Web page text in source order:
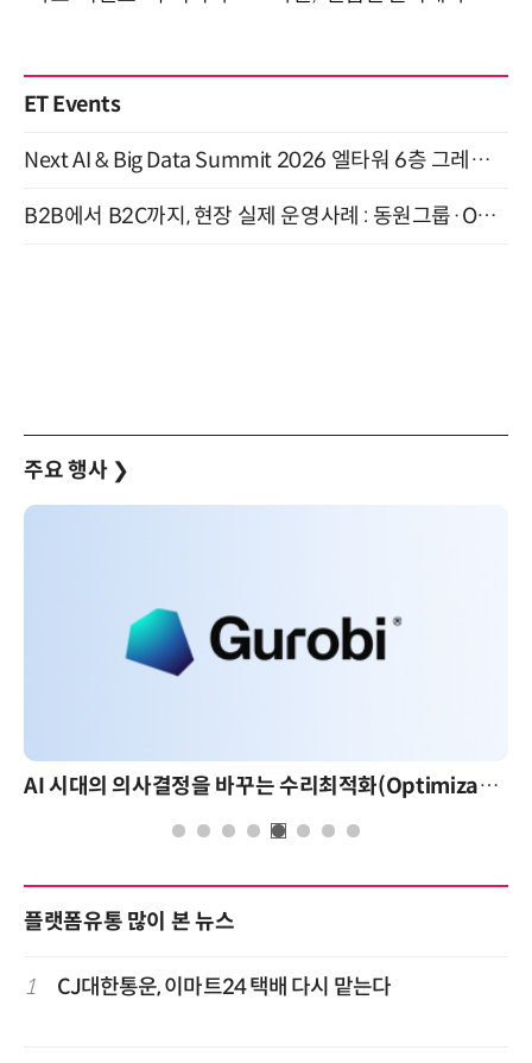
ET Events
Next AI & Big Data Summit 2026 엘타워 6층 그레이스홀 개최 (9/18)
B2B에서 B2C까지, 현장 실제 운영사례 : 동원그룹·OCI·다이닝브랜즈그룹·당근 (8/27)
주요 행사 ❯
AI 시대의 의사결정을 바꾸는 수리최적화(Optimization): 실제 산업 적용 사례와 활용 전략
플랫폼유통 많이 본 뉴스
1 CJ대한통운, 이마트24 택배 다시 맡는다